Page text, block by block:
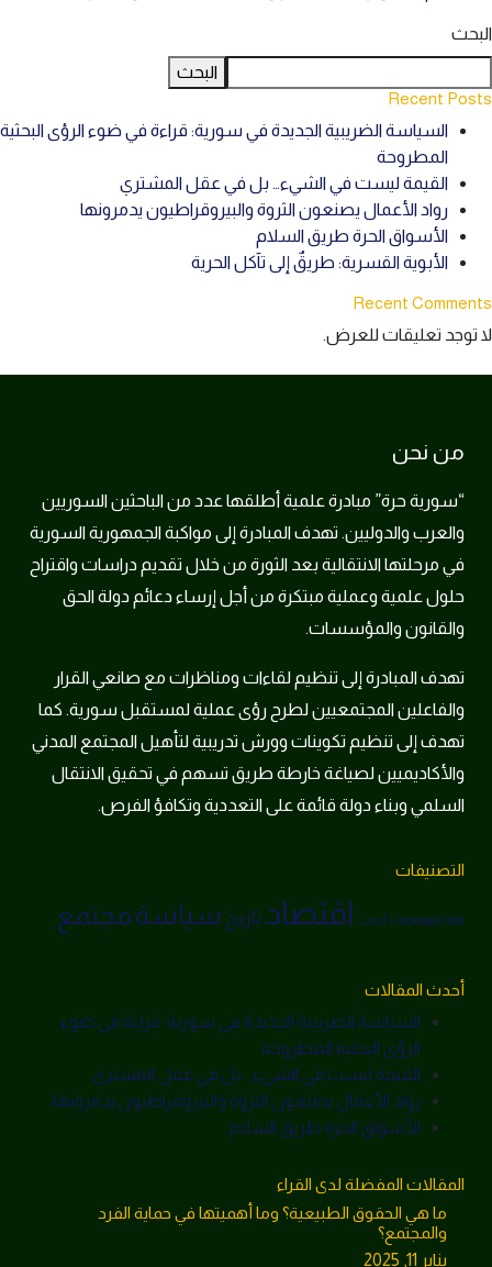
البحث
البحث
Recent Posts
السياسة الضريبية الجديدة في سورية: قراءة في ضوء الرؤى البحثية
المطروحة
القيمة ليست في الشيء… بل في عقل المشتري
رواد الأعمال يصنعون الثروة والبيروقراطيون يدمرونها
الأسواق الحرة طريق السلام
الأبوية القسرية: طريقٌ إلى تآكل الحرية
Recent Comments
لا توجد تعليقات للعرض.
من نحن
“سورية حرة” مبادرة علمية أطلقها عدد من الباحثين السوريين
والعرب والدوليين. تهدف المبادرة إلى مواكبة الجمهورية السورية
في مرحلتها الانتقالية بعد الثورة من خلال تقديم دراسات واقتراح
حلول علمية وعملية مبتكرة من أجل إرساء دعائم دولة الحق
والقانون والمؤسسات.
تهدف المبادرة إلى تنظيم لقاءات ومناظرات مع صانعي القرار
والفاعلين المجتمعيين لطرح رؤى عملية لمستقبل سورية. كما
تهدف إلى تنظيم تكوينات وورش تدريبية لتأهيل المجتمع المدني
والأكاديميين لصياغة خارطة طريق تسهم في تحقيق الانتقال
السلمي وبناء دولة قائمة على التعددية وتكافؤ الفرص.
التصنيفات
Uncategorized أبحاث اقتصاد تاريخ سياسةمجتمع
أحدث المقالات
السياسة الضريبية الجديدة في سورية: قراءة في ضوء
الرؤى البحثية المطروحة
القيمة ليست في الشيء… بل في عقل المشتري
رواد الأعمال يصنعون الثروة والبيروقراطيون يدمرونها
الأسواق الحرة طريق السلام
المقالات المفضلة لدى القراء
ما هي الحقوق الطبيعية؟ وما أهميتها في حماية الفرد
والمجتمع؟
يناير 11, 2025